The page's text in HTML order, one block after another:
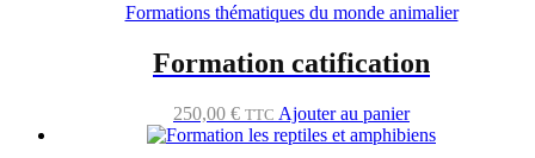
Formations thématiques du monde animalier
Formation catification
250,00 € TTC Ajouter au panier